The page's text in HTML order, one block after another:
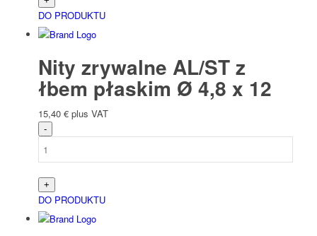
DO PRODUKTU
Nity zrywalne AL/ST z
łbem płaskim Ø 4,8 x 12
15,40 € plus VAT
DO PRODUKTU